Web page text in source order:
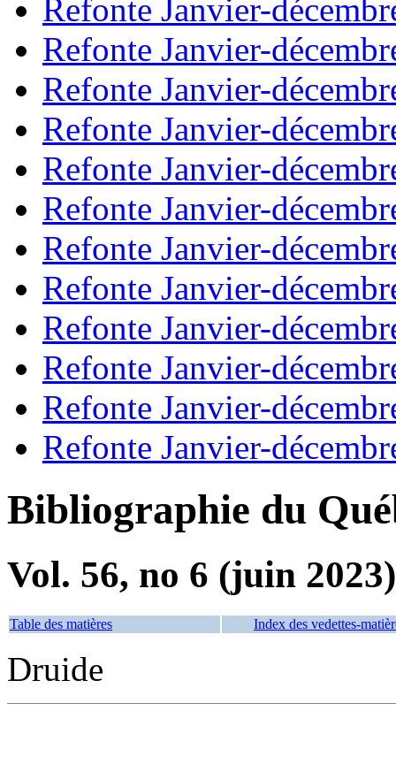
Refonte Janvier-
Refonte Janvier-
Refonte Janvier-
Refonte Janvier-
Refonte Janvier-
Refonte Janvier-
Refonte Janvier-
Refonte Janvier-
Refonte Janvier-
Refonte Janvier-
Refonte Janvier-
Refonte Janvier-
Bibliographie du
Vol. 56, no 6 (juin 2023)
Table des matières Index des vedettes-
Druide